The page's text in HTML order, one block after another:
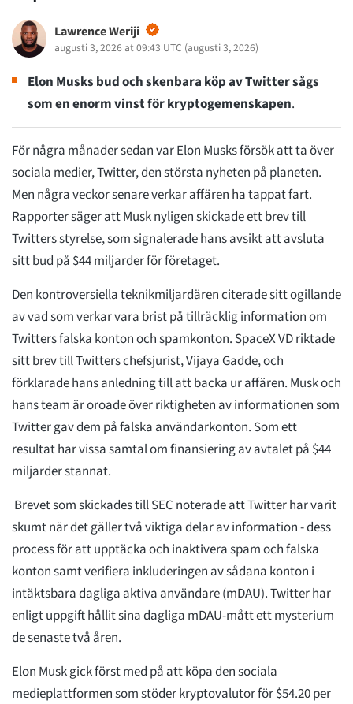
Lawrence Weriji
augusti 3, 2026 at 09:43 UTC (augusti 3, 2026)
Elon Musks bud och skenbara köp av Twitter sågs
som en enorm vinst för kryptogemenskapen.
För några månader sedan var Elon Musks försök att ta över
sociala medier, Twitter, den största nyheten på planeten.
Men några veckor senare verkar affären ha tappat fart.
Rapporter säger att Musk nyligen skickade ett brev till
Twitters styrelse, som signalerade hans avsikt att avsluta
sitt bud på $44 miljarder för företaget.
Den kontroversiella teknikmiljardären citerade sitt ogillande
av vad som verkar vara brist på tillräcklig information om
Twitters falska konton och spamkonton. SpaceX VD riktade
sitt brev till Twitters chefsjurist, Vijaya Gadde, och
förklarade hans anledning till att backa ur affären. Musk och
hans team är oroade över riktigheten av informationen som
Twitter gav dem på falska användarkonton. Som ett
resultat har vissa samtal om finansiering av avtalet på $44
miljarder stannat.
Brevet som skickades till SEC noterade att Twitter har varit
skumt när det gäller två viktiga delar av information - dess
process för att upptäcka och inaktivera spam och falska
konton samt verifiera inkluderingen av sådana konton i
intäktsbara dagliga aktiva användare (mDAU). Twitter har
enligt uppgift hållit sina dagliga mDAU-mått ett mysterium
de senaste två åren.
Elon Musk gick först med på att köpa den sociala
medieplattformen som stöder kryptovalutor för $54.20 per